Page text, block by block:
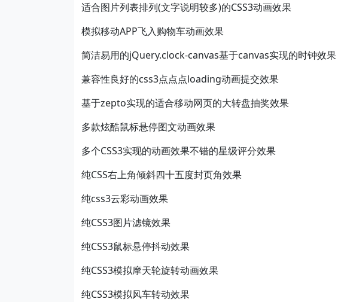
适合图片列表排列(文字说明较多)的CSS3动画效果
模拟移动APP飞入购物车动画效果
简洁易用的jQuery.clock-canvas基于canvas实现的时钟效果
兼容性良好的css3点点点loading动画提交效果
基于zepto实现的适合移动网页的大转盘抽奖效果
多款炫酷鼠标悬停图文动画效果
多个CSS3实现的动画效果不错的星级评分效果
纯CSS右上角倾斜四十五度封页角效果
纯css3云彩动画效果
纯CSS3图片滤镜效果
纯CSS3鼠标悬停抖动效果
纯CSS3模拟摩天轮旋转动画效果
纯CSS3模拟风车转动效果